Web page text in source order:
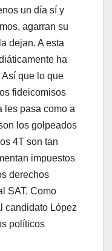
un día sí y
agarran su
dejan. A esta
ha
que lo que
fideicomisos
les pasa como a
los golpeados
4T son tan
impuestos
derechos
SAT. Como
candidato López
políticos